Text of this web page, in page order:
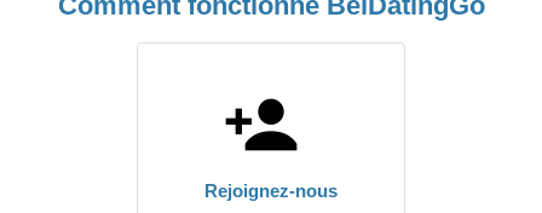
Rejoignez-nous